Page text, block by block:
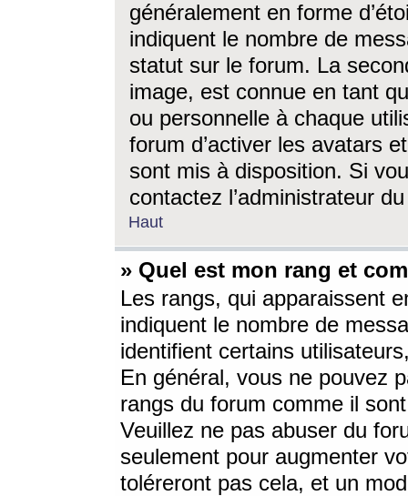
généralement en forme
indiquent le nombre de
statut sur le forum. La
image, est connue en tant
ou personnelle à chaque
forum d’activer les avatars
sont mis à disposition. Si
contactez l’administrateur
Haut
» Quel est mon rang et
Les rangs, qui apparaissent
indiquent le nombre de
identifient certains
En général, vous ne pouvez
rangs du forum comme il
Veuillez ne pas abuser du
seulement pour augmenter
toléreront pas cela, et un